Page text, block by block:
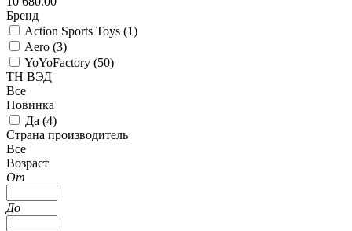
Бренд
Action Sports Toys (1)
Aero (3)
YoYoFactory (50)
ТН ВЭД
Все
Новинка
Да (4)
Страна производитель
Все
Возраст
От
До